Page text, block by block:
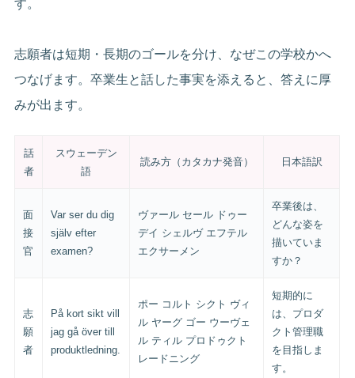
す。
志願者は短期・長期のゴールを分け、なぜこの学校かへ
つなげます。卒業生と話した事実を添えると、答えに厚
みが出ます。
話
者
スウェーデン
語
読み方（カタカナ発音） 日本語訳
面
接
官
Var ser du dig
själv efter
examen?
ヴァール セール ドゥー
デイ シェルヴ エフテル
エクサーメン
卒業後は、
どんな姿を
描いていま
すか？
志
願
者
På kort sikt vill
jag gå över till
produktledning.
ポー コルト シクト ヴィ
ル ヤーグ ゴー ウーヴェ
ル ティル プロドゥクト
レードニング
短期的に
は、プロダ
クト管理職
を目指しま
す。